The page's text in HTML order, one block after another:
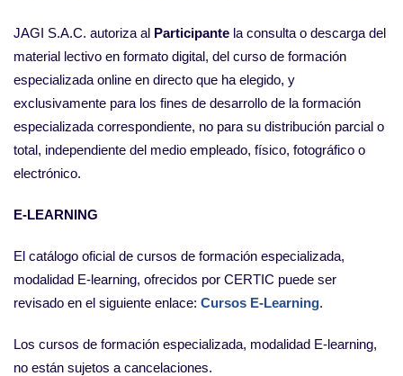
JAGI S.A.C. autoriza al Participante la consulta o descarga del
material lectivo en formato digital, del curso de formación
especializada online en directo que ha elegido, y
exclusivamente para los fines de desarrollo de la formación
especializada correspondiente, no para su distribución parcial o
total, independiente del medio empleado, físico, fotográfico o
electrónico.
E-LEARNING
El catálogo oficial de cursos de formación especializada,
modalidad E-learning, ofrecidos por CERTIC puede ser
revisado en el siguiente enlace: Cursos E-Learning.
Los cursos de formación especializada, modalidad E-learning,
no están sujetos a cancelaciones.